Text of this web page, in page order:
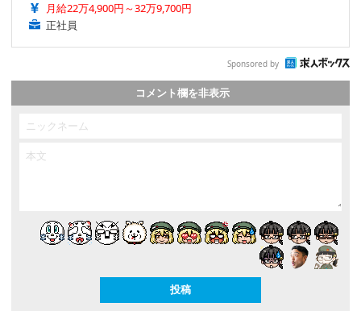
月給22万4,900円～32万9,700円
正社員
Sponsored by
コメント欄を非表示